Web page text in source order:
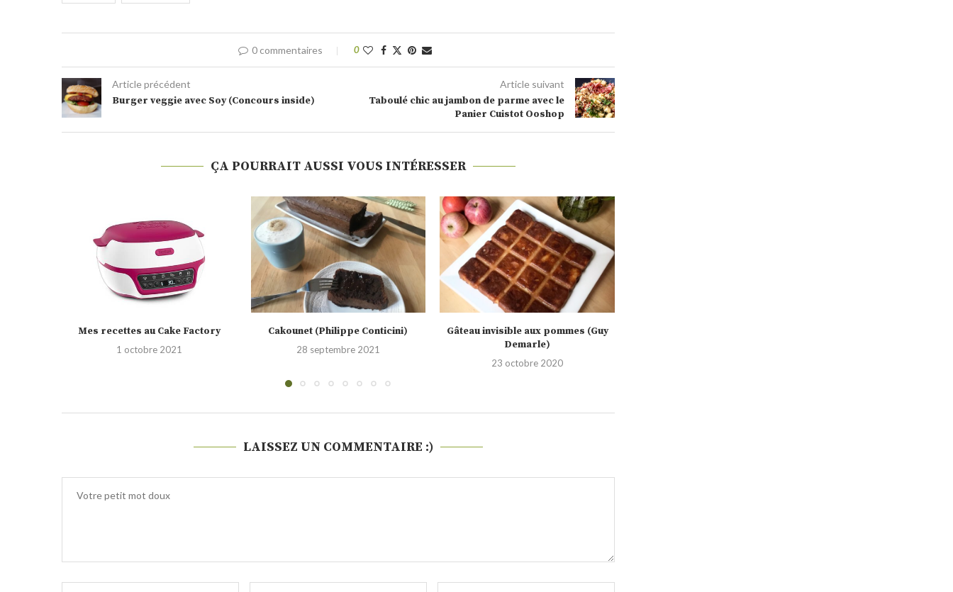
0 commentaires 0
Article précédent
Burger veggie avec Soy (Concours inside)
Article suivant
Taboulé chic au jambon de parme avec le
Panier Cuistot Ooshop
ÇA POURRAIT AUSSI VOUS INTÉRESSER
Cakounet (Philippe Conticini)
28 septembre 2021
Gâteau invisible aux pommes (Guy
Demarle)
Gâteau basque
29 septembre 2020
LAISSEZ UN COMMENTAIRE :)